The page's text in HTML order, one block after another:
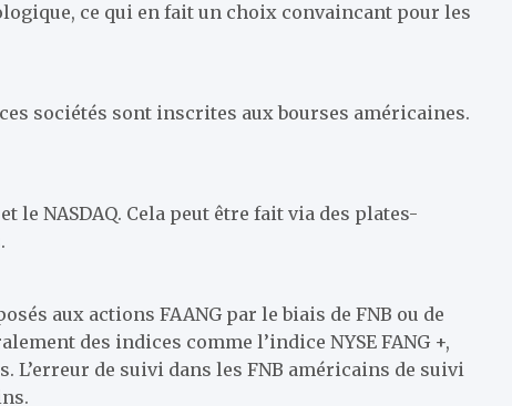
ce qui en fait un choix convaincant pour les
sociétés sont inscrites aux bourses américaines.
le NASDAQ. Cela peut être fait via des plates-
aux actions FAANG par le biais de FNB ou de
des indices comme l’indice NYSE FANG +,
L’erreur de suivi dans les FNB américains de suivi